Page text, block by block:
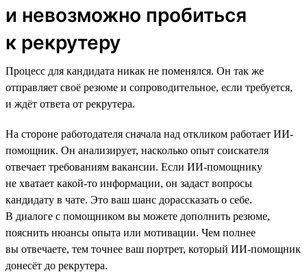
и невозможно пробиться
к рекрутеру
Процесс для кандидата никак не поменялся. Он так же
отправляет своё резюме и сопроводительное, если требуется,
и ждёт ответа от рекрутера.
На стороне работодателя сначала над откликом работает ИИ-
помощник. Он анализирует, насколько опыт соискателя
отвечает требованиям вакансии. Если ИИ-помощнику
не хватает какой-то информации, он задаст вопросы
кандидату в чате. Это ваш шанс дорассказать о себе.
В диалоге с помощником вы можете дополнить резюме,
пояснить нюансы опыта или мотивации. Чем полнее
вы отвечаете, тем точнее ваш портрет, который ИИ-помощник
донесёт до рекрутера.